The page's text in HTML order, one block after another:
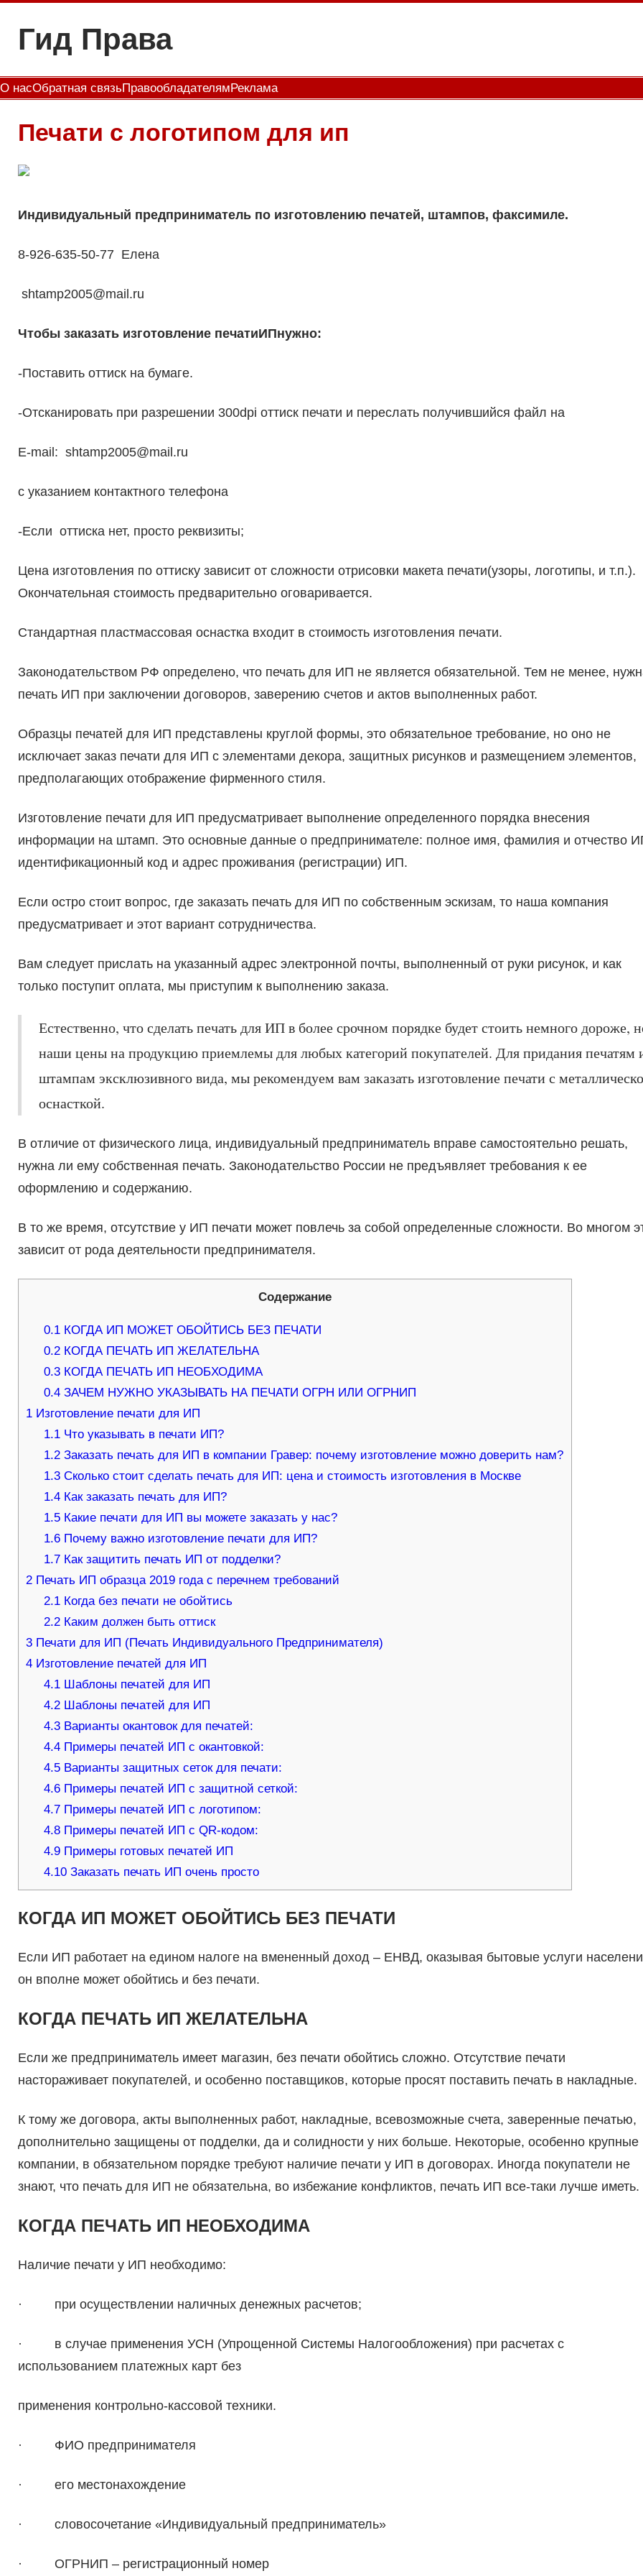
содержимому
Гид Права
О насОбратная связьПравообладателямРеклама
Печати с логотипом для ип
Индивидуальный предприниматель по изготовлению печатей, штампов, факсимиле.
8-926-635-50-77 Елена
shtamp2005@mail.ru
Чтобы заказать изготовление печатиИПнужно:
-Поставить оттиск на бумаге.
-Отсканировать при разрешении 300dpi оттиск печати и переслать получившийся файл на
E-mail: shtamp2005@mail.ru
с указанием контактного телефона
-Если оттиска нет, просто реквизиты;
Цена изготовления по оттиску зависит от сложности отрисовки макета печати(узоры, логотипы, и т.п.).
Окончательная стоимость предварительно оговаривается.
Стандартная пластмассовая оснастка входит в стоимость изготовления печати.
Законодательством РФ определено, что печать для ИП не является обязательной. Тем не менее,
печать ИП при заключении договоров, заверению счетов и актов выполненных работ.
Образцы печатей для ИП представлены круглой формы, это обязательное требование, но оно не
исключает заказ печати для ИП с элементами декора, защитных рисунков и размещением элементов,
предполагающих отображение фирменного стиля.
Изготовление печати для ИП предусматривает выполнение определенного порядка внесения
информации на штамп. Это основные данные о предпринимателе: полное имя, фамилия и отчество
идентификационный код и адрес проживания (регистрации) ИП.
Если остро стоит вопрос, где заказать печать для ИП по собственным эскизам, то наша компания
предусматривает и этот вариант сотрудничества.
Вам следует прислать на указанный адрес электронной почты, выполненный от руки рисунок, и как
только поступит оплата, мы приступим к выполнению заказа.
Естественно, что сделать печать для ИП в более срочном порядке будет стоить немного дороже,
наши цены на продукцию приемлемы для любых категорий покупателей. Для придания печатям
штампам эксклюзивного вида, мы рекомендуем вам заказать изготовление печати с
оснасткой.
В отличие от физического лица, индивидуальный предприниматель вправе самостоятельно решать,
нужна ли ему собственная печать. Законодательство России не предъявляет требования к ее
оформлению и содержанию.
В то же время, отсутствие у ИП печати может повлечь за собой определенные сложности. Во многом
зависит от рода деятельности предпринимателя.
Содержание
0.1 КОГДА ИП МОЖЕТ ОБОЙТИСЬ БЕЗ ПЕЧАТИ
0.2 КОГДА ПЕЧАТЬ ИП ЖЕЛАТЕЛЬНА
0.3 КОГДА ПЕЧАТЬ ИП НЕОБХОДИМА
0.4 ЗАЧЕМ НУЖНО УКАЗЫВАТЬ НА ПЕЧАТИ ОГРН ИЛИ ОГРНИП
1Изготовление печати для ИП
1.1 Что указывать в печати ИП?
1.2 Заказать печать для ИП в компании Гравер: почему изготовление можно доверить нам?
1.3 Сколько стоит сделать печать для ИП: цена и стоимость изготовления в Москве
1.4 Как заказать печать для ИП?
1.5 Какие печати для ИП вы можете заказать у нас?
1.6 Почему важно изготовление печати для ИП?
1.7 Как защитить печать ИП от подделки?
2Печать ИП образца 2019 года с перечнем требований
2.1 Когда без печати не обойтись
2.2 Каким должен быть оттиск
3Печати для ИП (Печать Индивидуального Предпринимателя)
4Изготовление печатей для ИП
4.1 Шаблоны печатей для ИП
4.2 Шаблоны печатей для ИП
4.3 Варианты окантовок для печатей:
4.4 Примеры печатей ИП с окантовкой:
4.5 Варианты защитных сеток для печати:
4.6 Примеры печатей ИП с защитной сеткой:
4.7 Примеры печатей ИП с логотипом:
4.8 Примеры печатей ИП с QR-кодом:
4.9 Примеры готовых печатей ИП
4.10 Заказать печать ИП очень просто
КОГДА ИП МОЖЕТ ОБОЙТИСЬ БЕЗ ПЕЧАТИ
Если ИП работает на едином налоге на вмененный доход – ЕНВД, оказывая бытовые услуги
он вполне может обойтись и без печати.
КОГДА ПЕЧАТЬ ИП ЖЕЛАТЕЛЬНА
Если же предприниматель имеет магазин, без печати обойтись сложно. Отсутствие печати
настораживает покупателей, и особенно поставщиков, которые просят поставить печать в накладные.
К тому же договора, акты выполненных работ, накладные, всевозможные счета, заверенные печатью,
дополнительно защищены от подделки, да и солидности у них больше. Некоторые, особенно крупные
компании, в обязательном порядке требуют наличие печати у ИП в договорах. Иногда покупатели не
знают, что печать для ИП не обязательна, во избежание конфликтов, печать ИП все-таки лучше иметь.
КОГДА ПЕЧАТЬ ИП НЕОБХОДИМА
Наличие печати у ИП необходимо:
· при осуществлении наличных денежных расчетов;
· в случае применения УСН (Упрощенной Системы Налогообложения) при расчетах с
использованием платежных карт без
применения контрольно-кассовой техники.
· ФИО предпринимателя
· его местонахождение
· словосочетание «Индивидуальный предприниматель»
· ОГРНИП – регистрационный номер